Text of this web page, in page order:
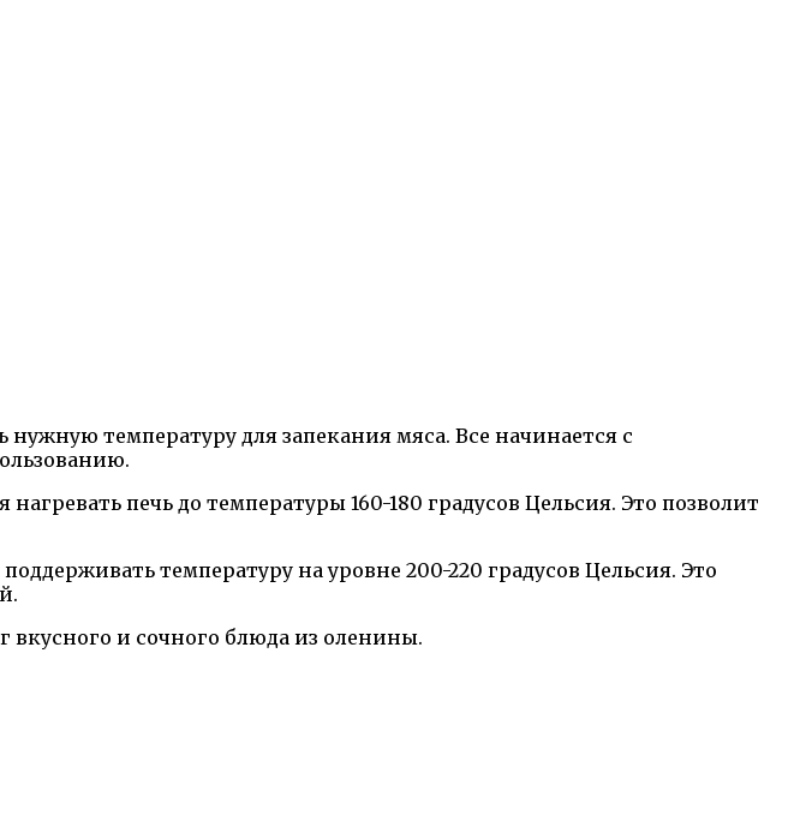
температуру для запекания мяса. Все начинается с
печь до температуры 160-180 градусов Цельсия. Это позволит
температуру на уровне 200-220 градусов Цельсия. Это
вкусного и сочного блюда из оленины.